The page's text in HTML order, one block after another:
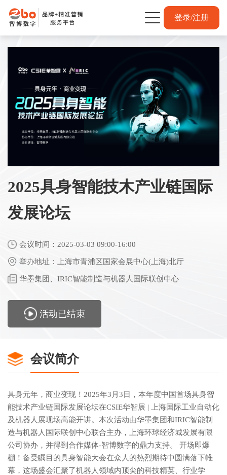
登录/注册
2025具身智能技木产业链国际
发展论坛
会议时间：2025-03-03 09:00-16:00
举办地址：上海市青浦区国家会展中心(上海)北厅
华墨集团、IRIC智能制造与机器人国际联创中心
活动已结束
会议简介
具身元年，商业变现！2025年3月3日，本年度中国首场具身智
能技术产业链国际发展论坛在CSIE华智展 | 上海国际工业自动化
及机器人展现场高能开讲。本次活动由华墨集团和IRIC智能制
造与机器人国际联创中心联合主办，上海环球经济城发展有限
公司协办，并得到合作媒体-智博数字的鼎力支持。 开场即爆
棚！备受瞩目的具身智能大会在众人的热烈期待中圆满落下帷
幕，这场盛会汇聚了机器人领域内顶尖的科技精英、行业学